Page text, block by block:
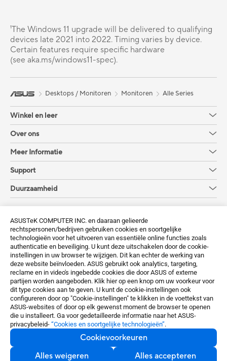
ASUSTeK COMPUTER INC. en daaraan gelieerde
rechtspersonen/bedrijven gebruiken cookies en soortgelijke
technologieën voor het uitvoeren van essentiële online functies zoals
authenticatie en beveiliging. U kunt deze uitschakelen door de cookie-
instellingen in uw browser te wijzigen. Dit kan echter de werking van
deze website beïnvloeden. ASUS gebruikt ook analytics, targeting,
reclame en in video's ingebedde cookies die door ASUS of externe
partijen worden aangeboden. Klik hier op een knop om uw voorkeur voor
dit type cookies aan te geven. U kunt de cookie-instellingen ook
configureren door op "Cookie-instellingen" te klikken in de voettekst van
ASUS-websites of door op elk gewenst moment de browser te openen
die u installeert. Ga voor gedetailleerde informatie naar het ASUS-
privacybeleid- “Cookies en soortgelijke technologieën”.
Cookievoorkeuren
Alles weigeren
Alles accepteren
¹The Windows 11 upgrade will be delivered to qualifying
devices late 2021 into 2022. Timing varies by device.
Certain features require specific hardware
(see aka.ms/windows11-spec).
Desktops / Monitoren Monitoren Alle Series
Winkel en leer
Over ons
Meer Informatie
Support
Duurzaamheid
Aanmelden
Belgium / Nederlands
©ASUSTeK Computer Inc. All rights reserved.
Privacy Policy Cookievoorkeuren